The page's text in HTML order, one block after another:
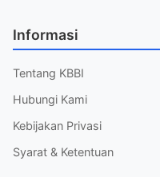
Informasi
Tentang KBBI
Hubungi Kami
Kebijakan Privasi
Syarat & Ketentuan